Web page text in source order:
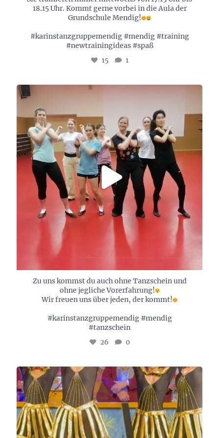
18.15 Uhr. Kommt gerne vorbei in die Aula der
Grundschule Mendig!
#karinstanzgruppemendig #mendig #training
#newtrainingideas #spaß
15
1
Zu uns kommst du auch ohne Tanzschein und
ohne jegliche Vorerfahrung!
Wir freuen uns über jeden, der kommt!
#karinstanzgruppemendig #mendig
#tanzschein
26
0